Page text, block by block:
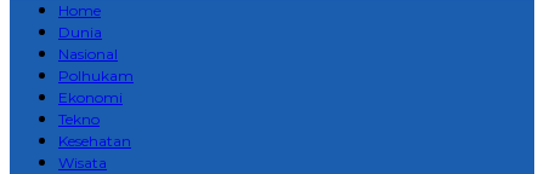
Home
Dunia
Nasional
Polhukam
Ekonomi
Tekno
Kesehatan
Wisata